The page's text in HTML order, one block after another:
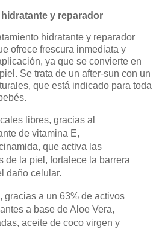
y reparador
hidratante y reparador
ofrece frescura inmediata y
ya que se convierte en
Se trata de un after-sun con un
que está indicado para toda
libres, gracias al
de vitamina E,
que activa las
de la piel, fortalece la barrera
daño celular.
gracias a un 63% de activos
a base de Aloe Vera,
aceite de coco virgen y